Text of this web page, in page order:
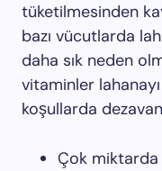
tüketilmesinden
bazı vücutlarda
daha sık neden
vitaminler lahanayı
koşullarda
Çok miktarda